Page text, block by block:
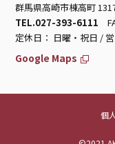
群馬県高崎市棟高町
TEL.027-393-6111
定休日： 日曜・祝日 /
Google Maps
個